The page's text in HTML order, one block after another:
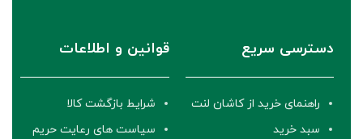
دسترسی سریع
راهنمای خرید از کاشان لنت
سبد خرید
قوانین و اطلاعات
شرایط بازگشت کالا
سیاست های رعایت حریم